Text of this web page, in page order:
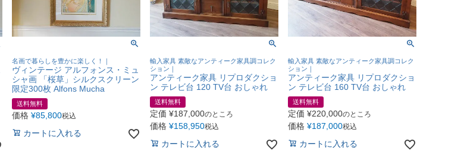
名画で暮らしを豊かに楽しく！｜
ヴィンテージ アルフォンス・ミュ
シャ画 「桜草」シルクスクリーン
限定300枚 Alfons Mucha
送料無料
価格 ¥85,800税込
カートに入れる
輸入家具 素敵なアンティーク家具調コレク
ション｜
アンティーク家具 リプロダクショ
ン テレビ台 120 TV台 おしゃれ
送料無料
定価 ¥187,000のところ
価格 ¥158,950税込
カートに入れる
輸入家具 素敵なアンティーク家具調コレク
ション｜
アンティーク家具 リプロダクショ
ン テレビ台 160 TV台 おしゃれ
送料無料
定価 ¥220,000のところ
価格 ¥187,000税込
カートに入れる